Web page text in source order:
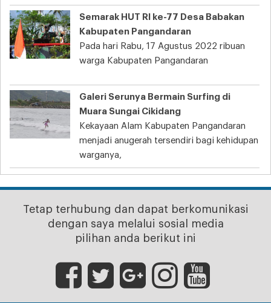
Semarak HUT RI ke-77 Desa Babakan
Kabupaten Pangandaran
Pada hari Rabu, 17 Agustus 2022 ribuan
warga Kabupaten Pangandaran
Galeri Serunya Bermain Surfing di
Muara Sungai Cikidang
Kekayaan Alam Kabupaten Pangandaran
menjadi anugerah tersendiri bagi kehidupan
warganya,
Tetap terhubung dan dapat berkomunikasi
dengan saya melalui sosial media
pilihan anda berikut ini